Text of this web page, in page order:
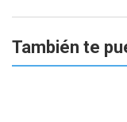
También te